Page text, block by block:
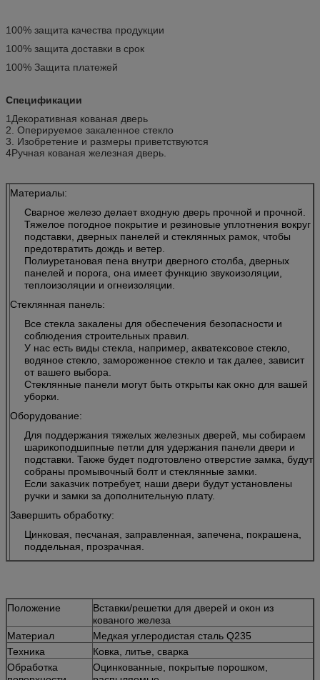
100% защита качества продукции
100% защита доставки в срок
100% Защита платежей
Спецификации
1Декоративная кованая дверь
2. Оперируемое закаленное стекло
3. Изобретение и размеры приветствуются
4Ручная кованая железная дверь.
Материалы:
Сварное железо делает входную дверь прочной и прочной.
Тяжелое погодное покрытие и резиновые уплотнения вокруг
подставки, дверных панелей и стеклянных рамок, чтобы
предотвратить дождь и ветер.
Полиуретановая пена внутри дверного столба, дверных
панелей и порога, она имеет функцию звукоизоляции,
теплоизоляции и огнеизоляции.
Стеклянная панель:
Все стекла закалены для обеспечения безопасности и
соблюдения строительных правил.
У нас есть виды стекла, например, акватексовое стекло,
водяное стекло, замороженное стекло и так далее, зависит
от вашего выбора.
Стеклянные панели могут быть открыты как окно для вашей
уборки.
Оборудование:
Для поддержания тяжелых железных дверей, мы собираем
шарикоподшипные петли для удержания панели двери и
подставки. Также будет подготовлено отверстие замка, будут
собраны промывочный болт и стеклянные замки.
Если заказчик потребует, наши двери будут установлены
ручки и замки за дополнительную плату.
Завершить обработку:
Цинковая, песчаная, заправленная, запечена, покрашена,
поддельная, прозрачная.
Положение
Вставки/решетки для дверей и окон из
кованого железа
Материал
Медкая углеродистая сталь Q235
Техника
Ковка, литье, сварка
Обработка
Оцинкованные, покрытые порошком,